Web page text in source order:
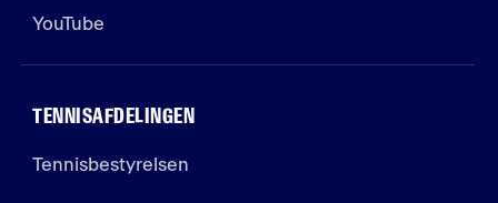
YouTube
TENNISAFDELINGEN
Tennisbestyrelsen